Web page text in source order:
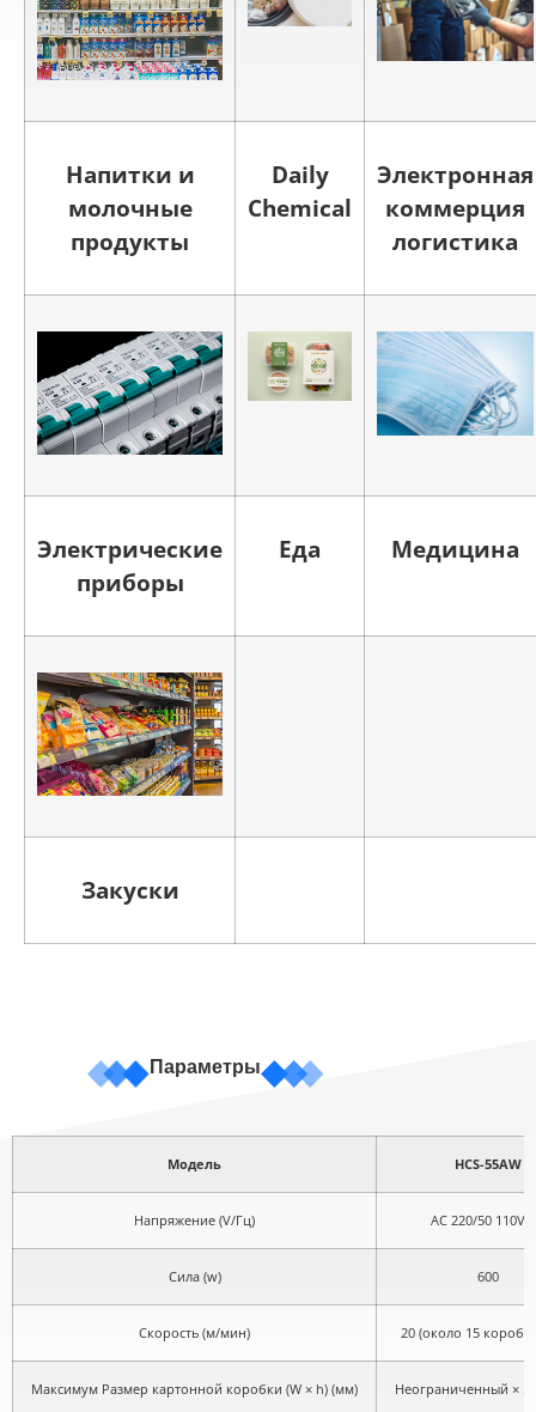
Напитки и
молочные
продукты
Daily
Chemical
Электронная
коммерция
логистика
Электрические
приборы
Еда Медицина
Закуски
Параметры
Модель HCS-55AW
Напряжение (V/Гц) AC 220/50 110V/
Сила (w) 600
Скорость (м/мин) 20 (около 15
Максимум Размер картонной коробки (W × h) (мм) Неограниченный ×